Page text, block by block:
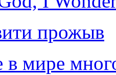
прожыв
мире